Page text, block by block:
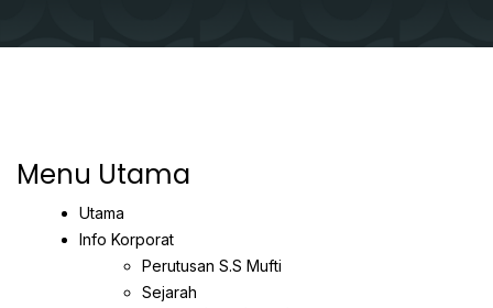
Menu Utama
Utama
Info Korporat
Perutusan S.S Mufti
Sejarah